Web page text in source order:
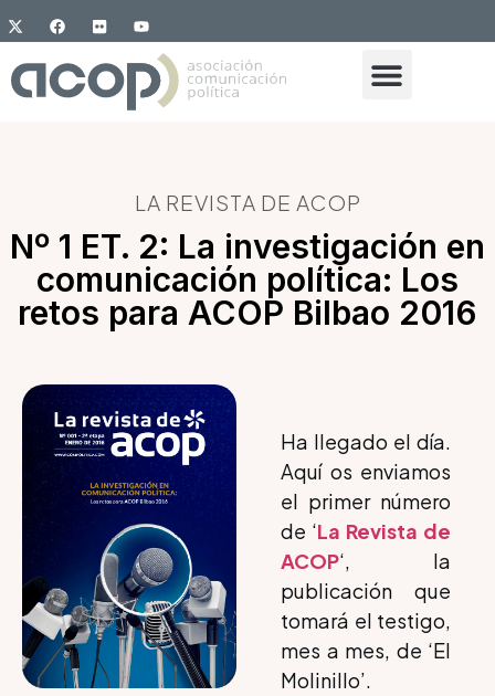
LA REVISTA DE ACOP
Nº 1 ET. 2: La investigación en
comunicación política: Los
retos para ACOP Bilbao 2016
Ha llegado el día.
Aquí os enviamos
el primer número
de ‘La Revista de
ACOP‘, la
publicación que
tomará el testigo,
mes a mes, de ‘El
Molinillo’.